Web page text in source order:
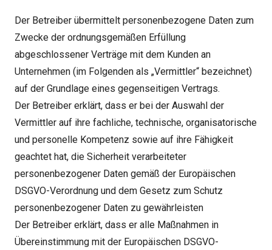
Der Betreiber übermittelt personenbezogene Daten zum
Zwecke der ordnungsgemäßen Erfüllung
abgeschlossener Verträge mit dem Kunden an
Unternehmen (im Folgenden als „Vermittler“ bezeichnet)
auf der Grundlage eines gegenseitigen Vertrags.
Der Betreiber erklärt, dass er bei der Auswahl der
Vermittler auf ihre fachliche, technische, organisatorische
und personelle Kompetenz sowie auf ihre Fähigkeit
geachtet hat, die Sicherheit verarbeiteter
personenbezogener Daten gemäß der Europäischen
DSGVO-Verordnung und dem Gesetz zum Schutz
personenbezogener Daten zu gewährleisten
Der Betreiber erklärt, dass er alle Maßnahmen in
Übereinstimmung mit der Europäischen DSGVO-